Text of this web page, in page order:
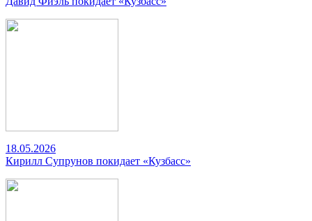
18.05.2026
Кирилл Супрунов покидает «Кузбасс»